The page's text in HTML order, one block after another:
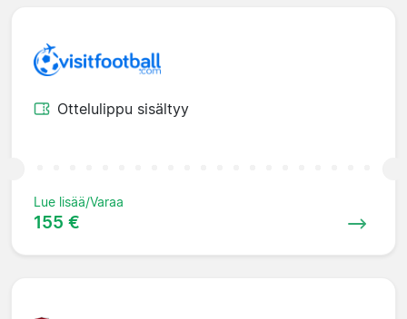
Ottelulippu sisältyy
Lue lisää/Varaa
155 €